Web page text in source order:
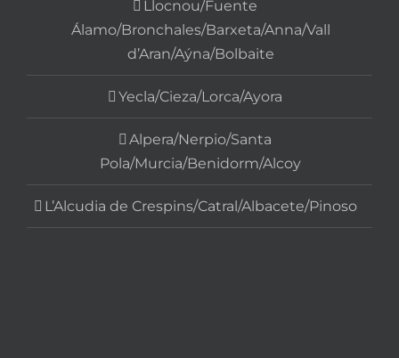
Llocnou/Fuente
Álamo/Bronchales/Barxeta/Anna/Vall
d’Aran/Aýna/Bolbaite
Yecla/Cieza/Lorca/Ayora
Alpera/Nerpio/Santa
Pola/Murcia/Benidorm/Alcoy
L’Alcudia de Crespins/Catral/Albacete/Pinoso